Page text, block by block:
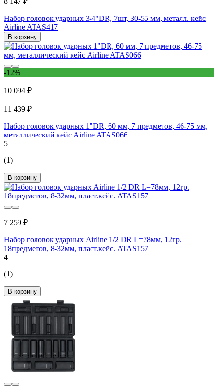
Набор головок ударных 3/4"DR, 7шт, 30-55 мм, металл. кейс
Airline ATAS417
В корзину
-12%
10 094 ₽
11 439 ₽
Набор головок ударных 1"DR, 60 мм, 7 предметов, 46-75 мм,
металлический кейс Airline ATAS066
5
(1)
В корзину
7 259 ₽
Набор головок ударных Airline 1/2 DR L=78мм, 12гр.
18предметов, 8-32мм, пласт.кейс. ATAS157
4
(1)
В корзину